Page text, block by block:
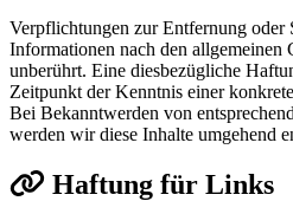
Verpflichtungen zur Entfernung oder
Informationen nach den allgemeinen
unberührt. Eine diesbezügliche
Zeitpunkt der Kenntnis einer
Bei Bekanntwerden von
werden wir diese Inhalte umgehend
Haftung für Links